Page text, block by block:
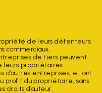
de leurs détenteurs.
commerciaux,
de tiers peuvent
leurs propriétaires
d'autres entreprises, et ont
profit du propriétaire, sans
droits d'auteur.